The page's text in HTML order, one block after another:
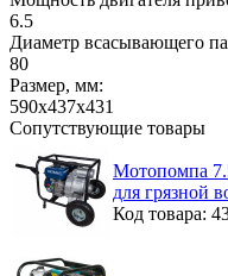
6.5
Диаметр всасывающего
80
Размер, мм:
590x437x431
Сопутствующие товары
Мотопомпа
для грязной
Код товара: